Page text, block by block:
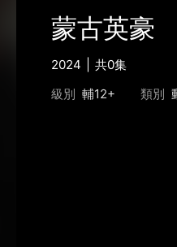
蒙古英豪
2024
共0集
級別 輔12+ 類別